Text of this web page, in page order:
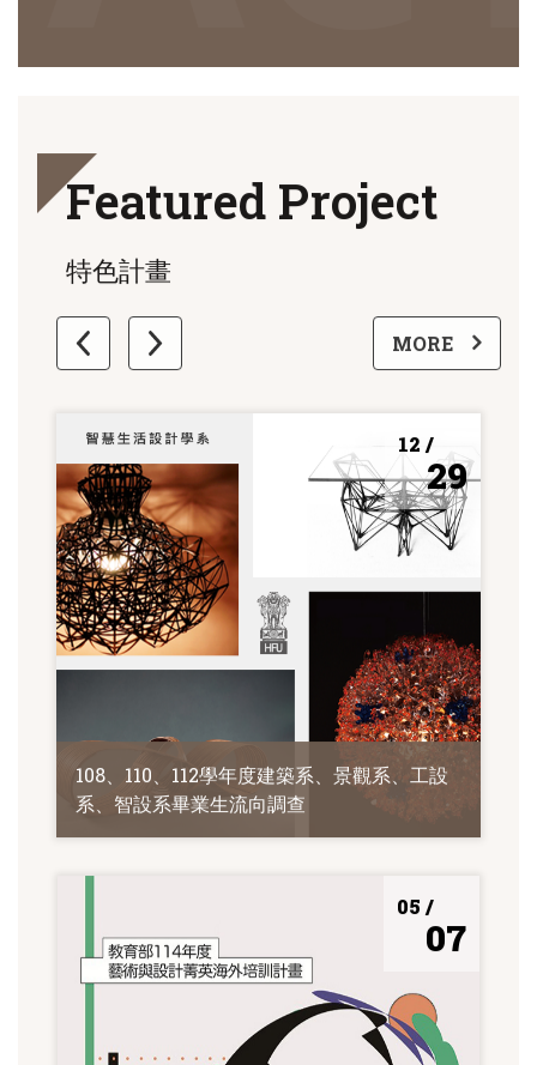
Featured Project
特色計畫
12 /
29
108、110、112學年度建築系、景觀系、工設
系、智設系畢業生流向調查
05 /
07
MORE 更多